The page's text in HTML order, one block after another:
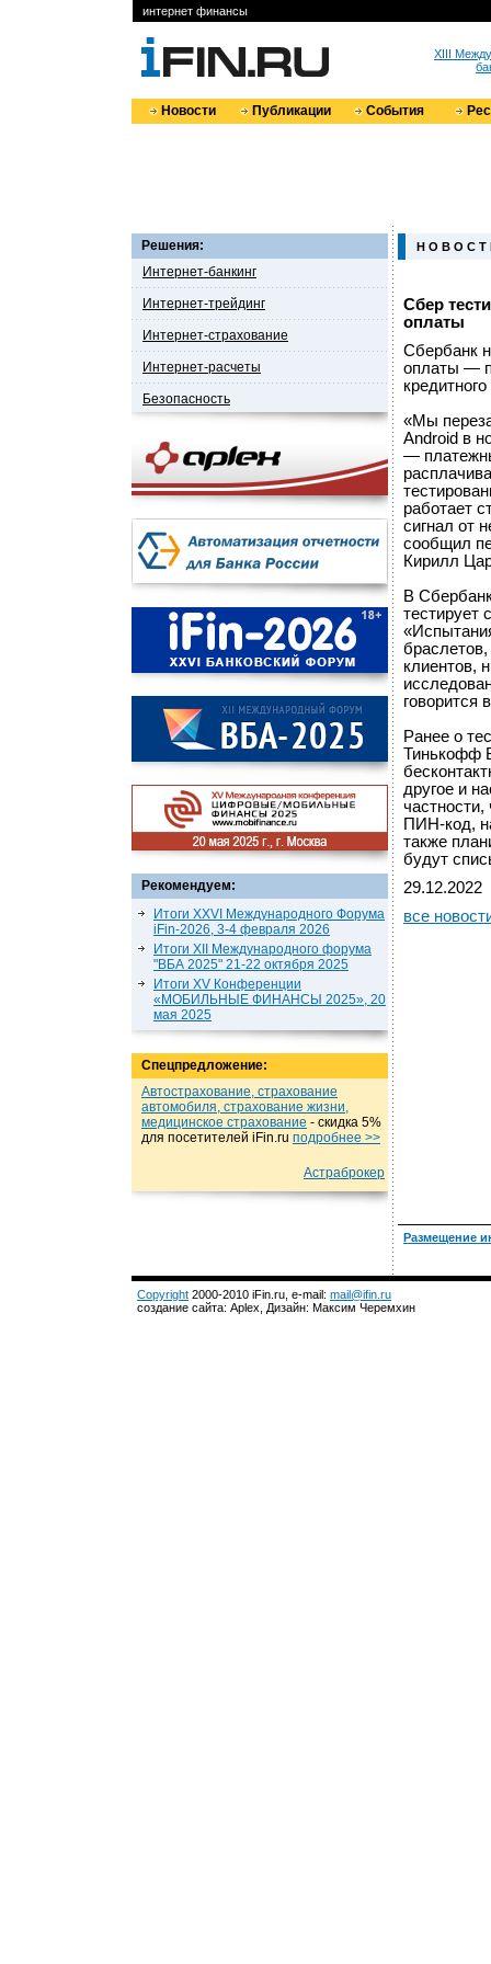
интернет финансы
XIII
Новости Публикации События
Решения:
Интернет-банкинг
Интернет-трейдинг
Интернет-страхование
Интернет-расчеты
Безопасность
Рекомендуем:
Итоги XXVI Международного Форума
iFin-2026, 3-4 февраля 2026
Итоги XII Международного форума
"ВБА 2025" 21-22 октября 2025
Итоги XV Конференции
«МОБИЛЬНЫЕ ФИНАНСЫ 2025», 20
мая 2025
Спецпредложение:
Автострахование, страхование
автомобиля, страхование жизни,
медицинское страхование - cкидка 5%
для посетителей iFin.ru подробнеe >>
Астраброкер
Н О В О С Т
Сбер
оплаты
Сбербанк
оплаты —
«Мы
Android в
—
работает
сигнал от
сообщил
Кирилл
В
тестирует
клиентов,
говорится
Ранее о
Тинькофф
другое и
ПИН-код,
также
будут
29.12.2022
все
Размещение
Copyright 2000-2010 iFin.ru, e-mail: mail@ifin.ru
создание сайта: Aplex, Дизайн: Максим Черемхин